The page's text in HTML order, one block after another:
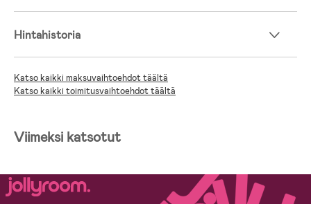
Hintahistoria
Katso kaikki maksuvaihtoehdot täältä
Katso kaikki toimitusvaihtoehdot täältä
Viimeksi katsotut